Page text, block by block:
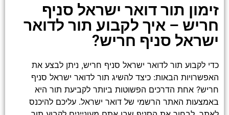
זימון תור דואר ישראל סניף
חריש – איך לקבוע תור לדואר
ישראל סניף חריש?
כדי לקבוע תור לדואר ישראל סניף חריש, ניתן לבצע את
האפשרויות הבאות: כיצד להשיג תור לדואר ישראל סניף
חריש? אחת הדרכים הפשוטות ביותר לקביעת תור היא
באמצעות האתר הרשמי של דואר ישראל. עליכם להיכנס